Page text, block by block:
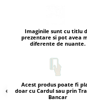
Imaginile sunt cu titlu
prezentare si pot avea
diferente de nuante.
Acest produs poate fi
doar cu Cardul sau prin
Bancar